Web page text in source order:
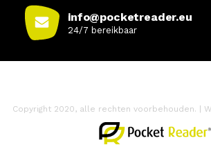
info@pocketreader.eu
24/7 bereikbaar
Copyright 2020, alle rechten voorbehouden. |